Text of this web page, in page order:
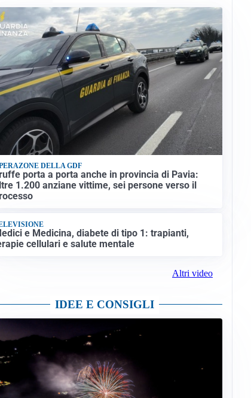
DELLA GDF
porta a porta anche in provincia di Pavia:
1.200 anziane vittime, sei persone verso il
e Medicina, diabete di tipo 1: trapianti,
cellulari e salute mentale
Altri video
IDEE E CONSIGLI